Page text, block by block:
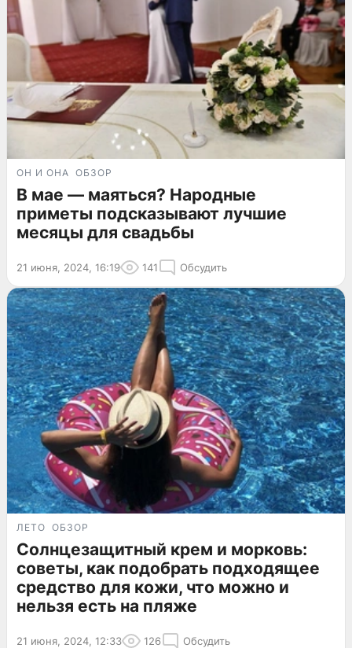
ОН И ОНА ОБЗОР
В мае — маяться? Народные
приметы подсказывают лучшие
месяцы для свадьбы
21 июня, 2024, 16:19 141 Обсудить
ЛЕТО ОБЗОР
Солнцезащитный крем и морковь:
советы, как подобрать подходящее
средство для кожи, что можно и
нельзя есть на пляже
21 июня, 2024, 12:33 126 Обсудить